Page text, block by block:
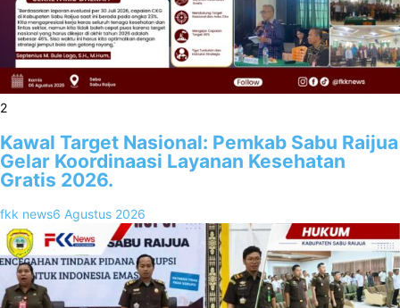
2
Kawal Target Nasional: Pemkab Sabu Raijua
Gelar Koordinaasi Layanan Kesehatan
Gratis 2026.
fkk news6 Agustus 2026